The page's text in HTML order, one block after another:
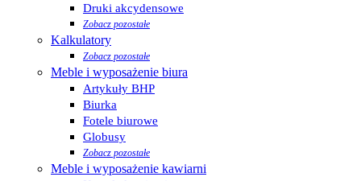
Druki akcydensowe
Zobacz pozostałe
Kalkulatory
Zobacz pozostałe
Meble i wyposażenie biura
Artykuły BHP
Biurka
Fotele biurowe
Globusy
Zobacz pozostałe
Meble i wyposażenie kawiarni